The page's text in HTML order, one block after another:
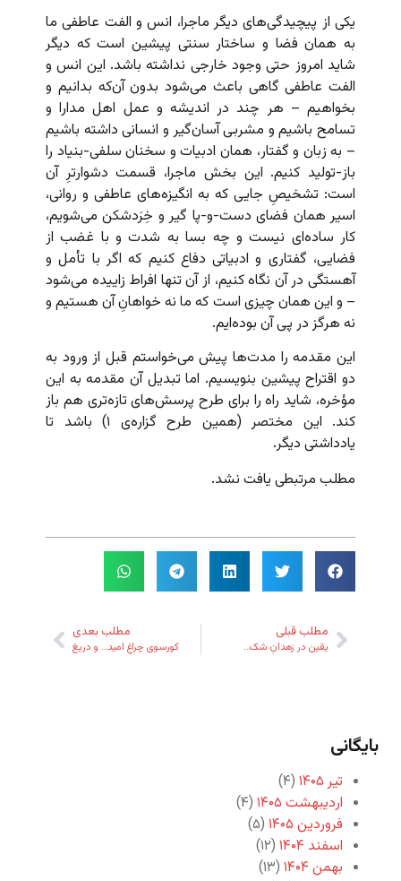
یکی از پیچیدگی‌های دیگر ماجرا، انس و الفت عاطفی ما
به همان فضا و ساختار سنتی پیشین است که دیگر
شاید امروز حتی وجود خارجی نداشته باشد. این انس و
الفت عاطفی گاهی باعث می‌شود بدون آن‌که بدانیم و
بخواهیم – هر چند در اندیشه و عمل اهل مدارا و
تسامح باشیم و مشربی آسان‌گیر و انسانی داشته باشیم
– به زبان و گفتار، همان ادبیات و سخنان سلفی-بنیاد را
باز-تولید کنیم. این بخش ماجرا، قسمت دشوارترِ آن
است: تشخیصِ جایی که به انگیزه‌های عاطفی و روانی،
اسیر همان فضای دست-و-پا گیر و خِرَدشکن می‌شویم،
کار ساده‌ای نیست و چه بسا به شدت و با غضب از
فضایی، گفتاری و ادبیاتی دفاع کنیم که اگر با تأمل و
آهستگی در آن نگاه کنیم، از آن تنها افراط زاییده می‌شود
– و این همان چیزی است که ما نه خواهانِ آن هستیم و
نه هرگز در پی آن بوده‌ایم.
این مقدمه را مدت‌ها پیش می‌خواستم قبل از ورود به
دو اقتراح پیشین بنویسیم. اما تبدیل آن مقدمه به این
مؤخره، شاید راه را برای طرح پرسش‌های تازه‌تری هم باز
کند. این مختصر (همین طرح گزاره‌ی ۱) باشد تا
یادداشتی دیگر.
مطلب مرتبطی یافت نشد.
مطلب قبلی
یقین در زهدانِ شک…
مطلب بعدی
کورسوی چراغِ امید… و دریغ
بایگانی
تیر ۱۴۰۵
(۴)
اردیبهشت ۱۴۰۵
(۴)
فروردین ۱۴۰۵
(۵)
اسفند ۱۴۰۴
(۱۲)
بهمن ۱۴۰۴
(۱۳)